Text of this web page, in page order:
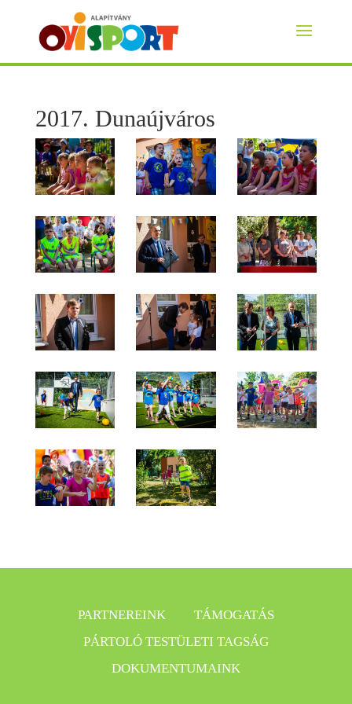
2017. Dunaújváros
PARTNEREINK
TÁMOGATÁS
PÁRTOLÓ TESTÜLETI TAGSÁG
DOKUMENTUMAINK